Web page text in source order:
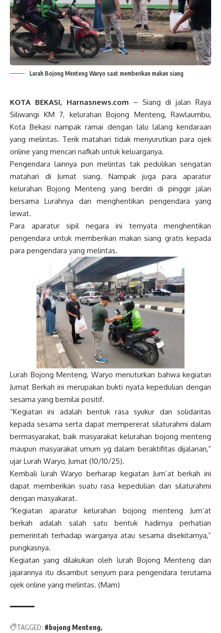
Lurah Bojong Menteng Waryo saat memberikan makan siang
KOTA BEKASI, Harnasnews.com – Siang di jalan Raya
Siliwangi KM 7, kelurahan Bojong Menteng, Rawlaumbu,
Kota Bekasi nampak ramai dengan lalu lalang kendaraan
yang melintas. Terik matahari tidak menyurutkan para ojek
online yang mencari nafkah untuk keluarganya.
Pengendara lainnya pun melintas tak pedulikan sengatan
matahari di Jumat siang. Nampak juga para aparatur
kelurahan Bojong Menteng yang berdiri di pinggir jalan
bersama Lurahnya dan menghentikan pengendara yang
lewat.
Para aparatur sipil negara ini ternyata menghentikan
pengendara untuk memberikan makan siang gratis kepada
para pengendara yang melintas.
Lurah Bojong Menteng, Waryo menuturkan bahwa kegiatan
Jumat Berkah ini merupakan bukti nyata kepedulian dengan
sesama yang bernilai positif.
“Kegiatan ini adalah bentuk rasa syukur dan solidaritas
kepada sesama serta dapat mempererat silaturahmi dalam
bermasyarakat, baik masyarakat kelurahan bojong menteng
maupun masyarakat umum yg dalam beraktifitas dijalanan,”
ujar Lurah Waryo, Jumat (10/10/25).
Kembali lurah Waryo berharap kegiatan Jum’at berkah ini
dapat memberikan suatu rasa kepedulian dan silaturahmi
dengan masyakarat.
“Kegiatan aparatur kelurahan bojong menteng Jum’at
berkah adalah salah satu bentuk hadirnya perhatian
pemerintah terhadap warganya atau sesama disekitarnya,”
pungkasnya.
Kegiatan yang dilakukan oleh lurah Bojong Menteng dan
jajarannya itu disambut senyum para pengendara terutama
ojek online yang melintas. (Mam)
TAGGED: #bojong Menteng